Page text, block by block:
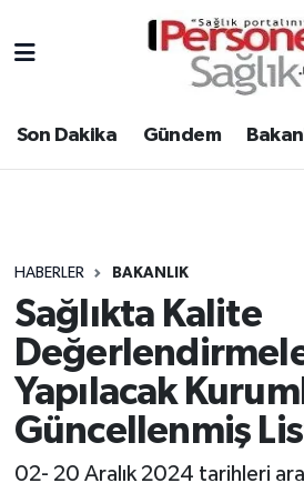
Son Dakika Gündem
HABERLER BAKANLIK
Sağlıkta Kalite
Yapılacak
Güncellenmiş
02- 20 Aralık 2024 tarihleri
Gündem
Atamalar
Mevzuat
Sendika
Kpss - Sınav
Nöbetçi Eczaneler
Hava Durumu
Tüm Manşetler
Son Dakika Haberleri
Haber Arşivi